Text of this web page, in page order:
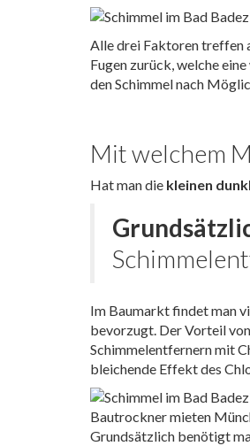
Alle drei Faktoren treffen
Fugen zurück, welche
den Schimmel nach
Mit welchem
Hat man die kleinen
Im Baumarkt findet man
bevorzugt. Der Vorteil
Schimmelentfernern mit
bleichende Effekt des
Grundsätzlich benötigt